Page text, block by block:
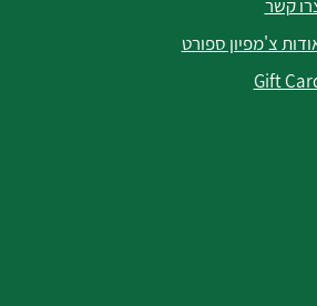
קשר
צ'מפיון ספורט
Gift